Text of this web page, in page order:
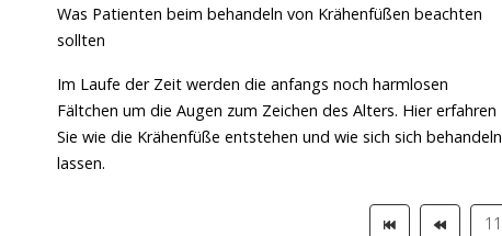
Was Patienten beim behandeln von Krähenfüßen beachten
sollten
Im Laufe der Zeit werden die anfangs noch harmlosen
Fältchen um die Augen zum Zeichen des Alters. Hier erfahren
Sie wie die Krähenfüße entstehen und wie sich sich behandeln
lassen.
11